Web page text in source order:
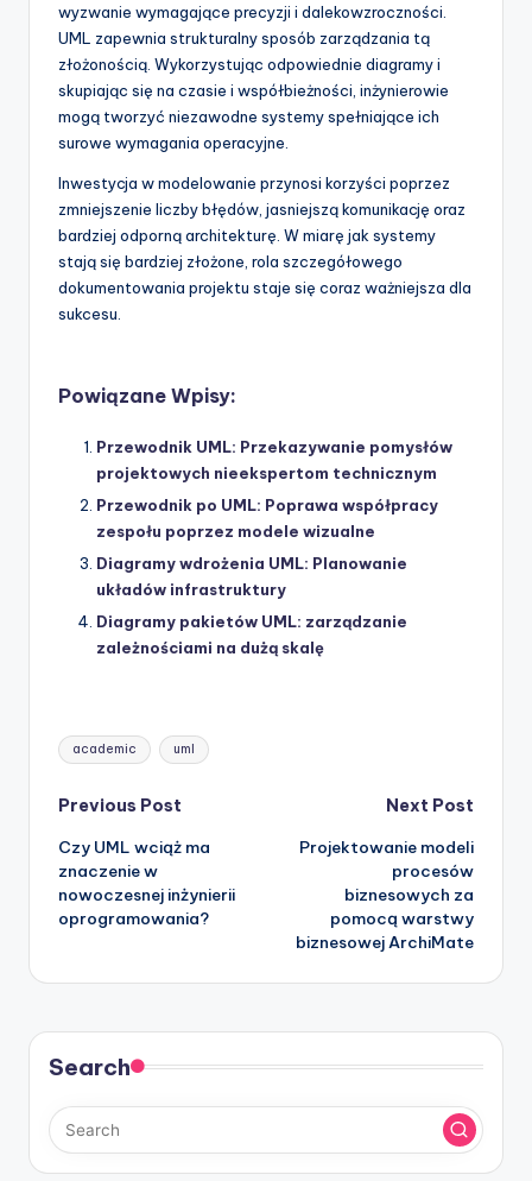
wyzwanie wymagające precyzji i dalekowzroczności.
UML zapewnia strukturalny sposób zarządzania tą
złożonością. Wykorzystując odpowiednie diagramy i
skupiając się na czasie i współbieżności, inżynierowie
mogą tworzyć niezawodne systemy spełniające ich
surowe wymagania operacyjne.
Inwestycja w modelowanie przynosi korzyści poprzez
zmniejszenie liczby błędów, jasniejszą komunikację oraz
bardziej odporną architekturę. W miarę jak systemy
stają się bardziej złożone, rola szczegółowego
dokumentowania projektu staje się coraz ważniejsza dla
sukcesu.
Powiązane Wpisy:
Przewodnik UML: Przekazywanie pomysłów
projektowych nieekspertom technicznym
Przewodnik po UML: Poprawa współpracy
zespołu poprzez modele wizualne
Diagramy wdrożenia UML: Planowanie
układów infrastruktury
Diagramy pakietów UML: zarządzanie
zależnościami na dużą skalę
Tags:
academic uml
Post
navigation
Previous Post
Czy UML wciąż ma
znaczenie w
nowoczesnej inżynierii
oprogramowania?
Next Post
Projektowanie modeli
procesów
biznesowych za
pomocą warstwy
biznesowej ArchiMate
Search